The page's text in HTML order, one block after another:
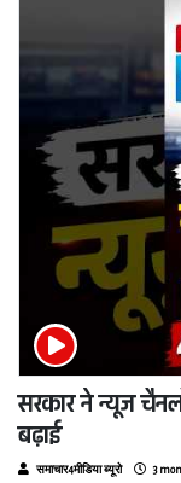
सरकार ने न्यूज
बढ़ाई
समाचार4मीडिया ब्यूरो 3